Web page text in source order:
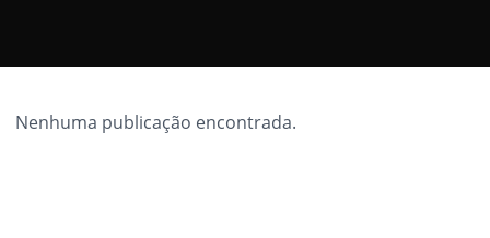
Nenhuma publicação encontrada.